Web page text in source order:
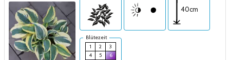
40cm
Blütezeit
1
2
3
4
5
6